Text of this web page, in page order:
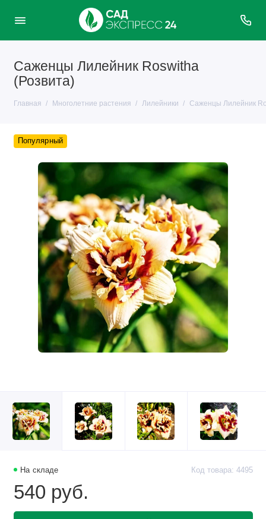
Саженцы Лилейник Roswitha
(Розвита)
Главная Многолетние растения Лилейники Саженцы Лилейник
Популярный
На складе Код товара: 4495
540 руб.